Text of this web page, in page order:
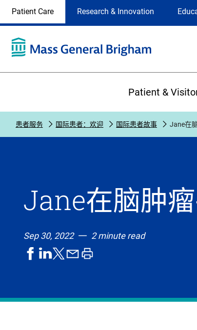
Selection
site
selection
the
on
Patient Care Research & Innovation
Patient &
患者服务 国际患者：欢迎 国际患者故事 Jane在
Jane在脑肿
Sep 30, 2022 2 minute read
shareshareshareshareprint